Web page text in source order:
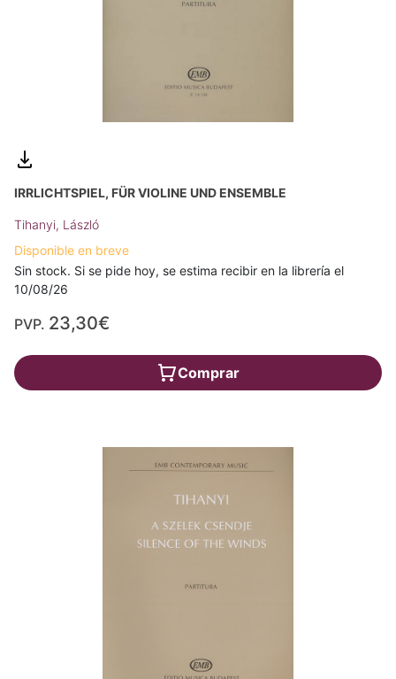
IRRLICHTSPIEL, FÜR VIOLINE UND ENSEMBLE
Tihanyi, László
Disponible en breve
Sin stock. Si se pide hoy, se estima recibir en la librería el
10/08/26
PVP. 23,30€
Comprar